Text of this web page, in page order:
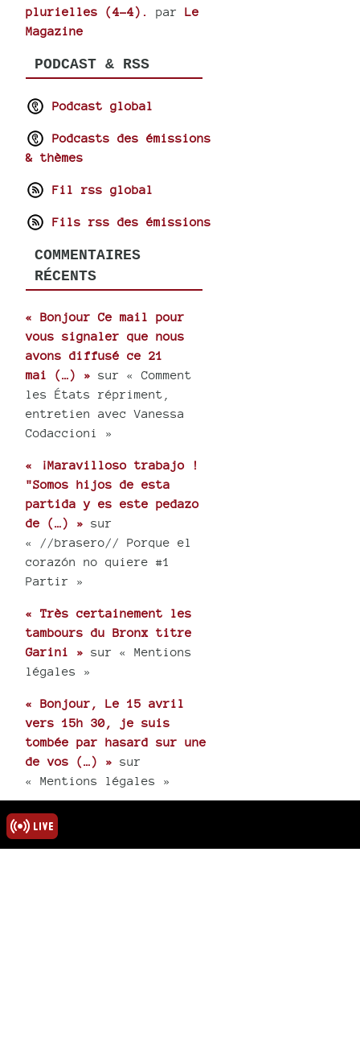
plurielles (4-4).
parLe
Magazine
PODCAST & RSS
Podcast global
Podcasts des émissions
& thèmes
Fil rss global
Fils rss des émissions
COMMENTAIRES
RÉCENTS
« Bonjour Ce mail pour
vous signaler que nous
avons diffusé ce 21
mai (…) » sur « Comment
les États répriment,
entretien avec Vanessa
Codaccioni »
« ¡Maravilloso trabajo !
"Somos hijos de esta
partida y es este pedazo
de (…) » sur
« //brasero// Porque el
corazón no quiere #1
Partir »
« Très certainement les
tambours du Bronx titre
Garini » sur « Mentions
légales »
« Bonjour, Le 15 avril
vers 15h 30, je suis
tombée par hasard sur une
de vos (…) » sur
« Mentions légales »
« J’apprends le décès de
Majid. toutes mes
condoléances à tous, sa